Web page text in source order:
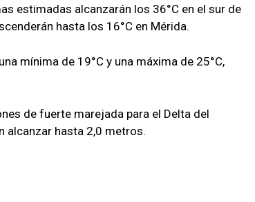
estimadas alcanzarán los 36°C en el sur de
hasta los 16°C en Mérida.
mínima de 19°C y una máxima de 25°C,
de fuerte marejada para el Delta del
alcanzar hasta 2,0 metros.